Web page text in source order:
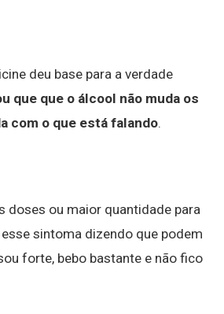
deu base para a verdade
que que o álcool não muda os
com o que está falando.
doses ou maior quantidade para
sintoma dizendo que podem
forte, bebo bastante e não fico